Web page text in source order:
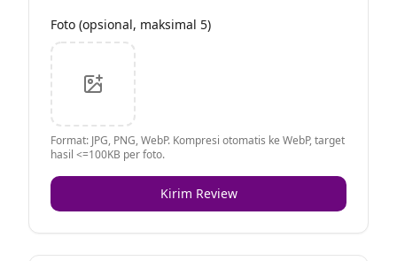
Foto (opsional, maksimal 5)
Format: JPG, PNG, WebP. Kompresi otomatis ke WebP, target
hasil <=100KB per foto.
Kirim Review